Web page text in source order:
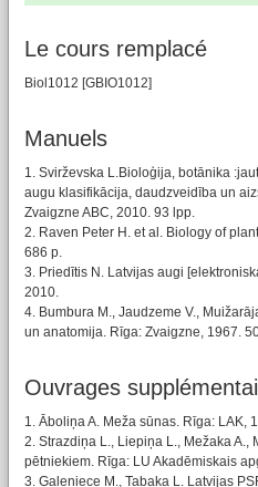
Le cours remplacé
Biol1012 [GBIO1012]
Manuels
1. Svirževska L.Bioloģija, botānika
augu klasifikācija, daudzveidība un
Zvaigzne ABC, 2010. 93 lpp.
2. Raven Peter H. et al. Biology of
686 p.
3. Priedītis N. Latvijas augi
2010.
4. Bumbura M., Jaudzeme V.,
un anatomija. Rīga: Zvaigzne, 1967.
Ouvrages
1. Āboliņa A. Meža sūnas. Rīga: LAK,
2. Strazdiņa L., Liepiņa L., Mežaka
pētniekiem. Rīga: LU Akadēmiskais
3. Galeniece M., Tabaka L. Latvijas